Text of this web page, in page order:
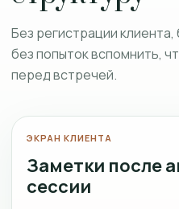
Без регистрации
без попыток вспомнить,
перед встречей.
ЭКРАН КЛИЕНТА
Заметки после
сессии